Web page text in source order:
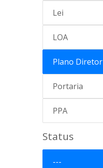
Lei
LOA
Plano Diretor
Portaria
PPA
Status
---